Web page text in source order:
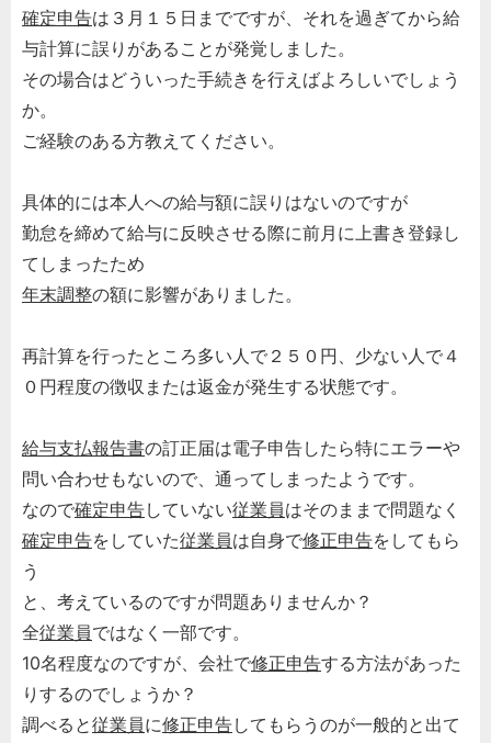
確定申告は３月１５日までですが、それを過ぎてから給
与計算に誤りがあることが発覚しました。
その場合はどういった手続きを行えばよろしいでしょう
か。
ご経験のある方教えてください。
具体的には本人への給与額に誤りはないのですが
勤怠を締めて給与に反映させる際に前月に上書き登録し
てしまったため
年末調整の額に影響がありました。
再計算を行ったところ多い人で２５０円、少ない人で４
０円程度の徴収または返金が発生する状態です。
給与支払報告書の訂正届は電子申告したら特にエラーや
問い合わせもないので、通ってしまったようです。
なので確定申告していない従業員はそのままで問題なく
確定申告をしていた従業員は自身で修正申告をしてもら
う
と、考えているのですが問題ありませんか？
全従業員ではなく一部です。
10名程度なのですが、会社で修正申告する方法があった
りするのでしょうか？
調べると従業員に修正申告してもらうのが一般的と出て